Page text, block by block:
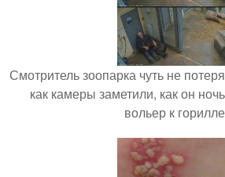
Смотритель зоопарка чуть не
как камеры заметили, как он
вольер к